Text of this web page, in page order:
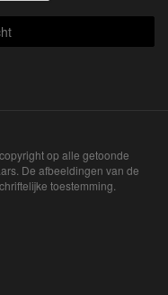
copyright op alle getoonde
De afbeeldingen van de
toestemming.